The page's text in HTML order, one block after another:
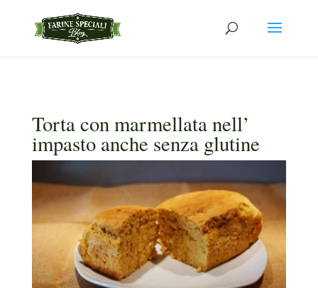
Torta con marmellata nell’
impasto anche senza glutine